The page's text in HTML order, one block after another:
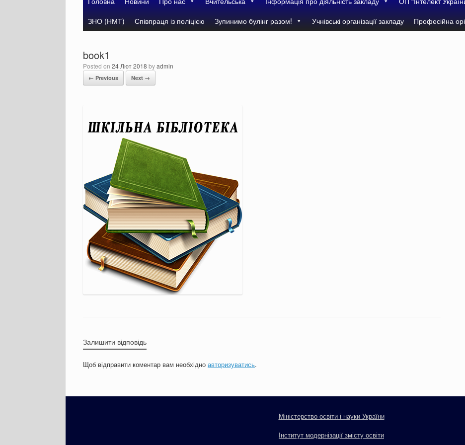
ЗНО (НМТ)
Співпраця із поліцією Зупинимо булінг разом! Учнівські організації закладу Професійна
book1
Posted on 24 Лют 2018 byadmin
← Previous Next →
Залишити відповідь
Щоб відправити коментар вам необхідно авторизуватись.
Міністерство освіти і науки України
Інститут модернізації змісту освіти